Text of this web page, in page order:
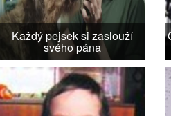
Každý pejsek si zaslouží
svého pána